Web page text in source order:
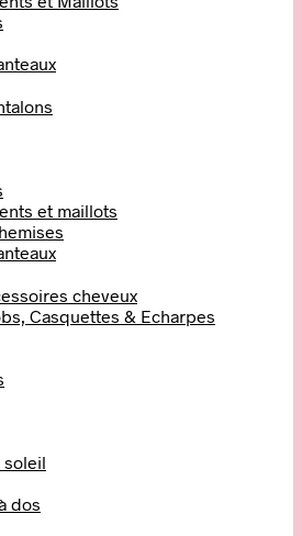
et maillots
cheveux
Casquettes & Echarpes
soleil
dos